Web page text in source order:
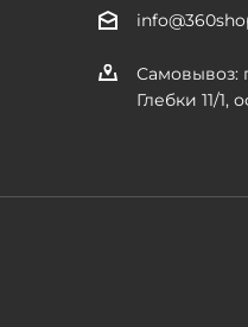
Самовывоз:
Глебки 11/1,